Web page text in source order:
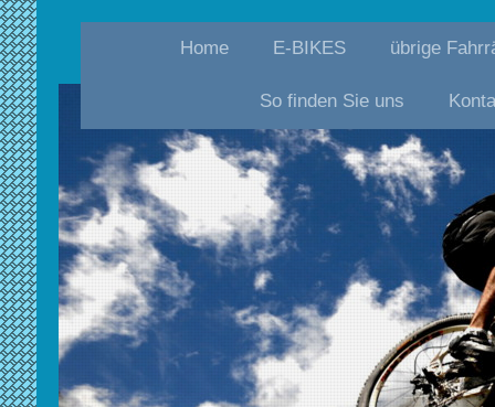
Home E-BIKES übrige
So finden Sie uns